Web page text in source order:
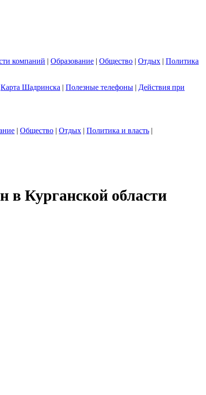
компаний | Образование | Общество | Отдых | Политика
Карта Шадринска | Полезные телефоны | Действия при
| Общество | Отдых | Политика и власть |
в Курганской области